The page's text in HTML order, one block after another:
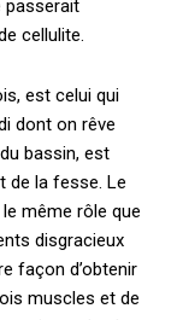
passerait
cellulite.
est celui qui
dont on rêve
bassin, est
de la fesse. Le
même rôle que
disgracieux
façon d’obtenir
muscles et de